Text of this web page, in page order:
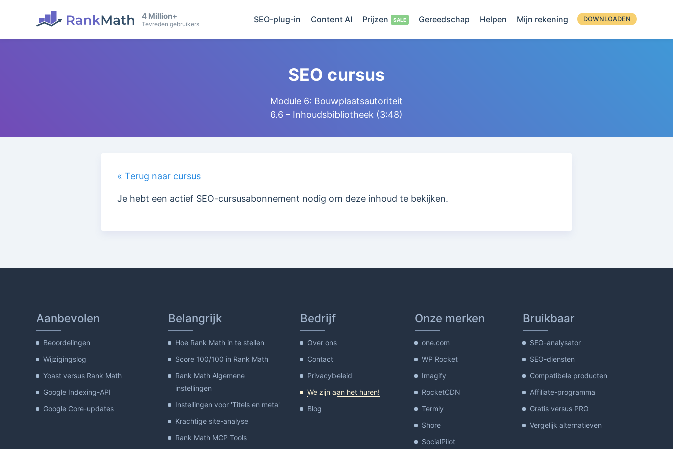
4 Million+
Tevreden gebruikers SEO-plug-in Content AI Prijzen Gereedschap Helpen Mijn rekening DOWNLOADEN
SEO cursus
Module 6: Bouwplaatsautoriteit
6.6 – Inhoudsbibliotheek (3:48)
« Terug naar cursus
Je hebt een actief SEO-cursusabonnement nodig om deze inhoud te bekijken.
Aanbevolen
Beoordelingen
Wijzigingslog
Yoast versus Rank Math
Google Indexing-API
Google Core-updates
Belangrijk
Hoe Rank Math in te stellen
Score 100/100 in Rank Math
Rank Math Algemene
instellingen
Instellingen voor 'Titels en meta'
Krachtige site-analyse
Rank Math MCP Tools
Bedrijf
Over ons
Contact
Privacybeleid
We zijn aan het huren!
Blog
Onze merken
one.com
WP Rocket
Imagify
RocketCDN
Termly
Shore
SocialPilot
Bruikbaar
SEO-analysator
SEO-diensten
Compatibele producten
Affiliate-programma
Gratis versus PRO
Vergelijk alternatieven